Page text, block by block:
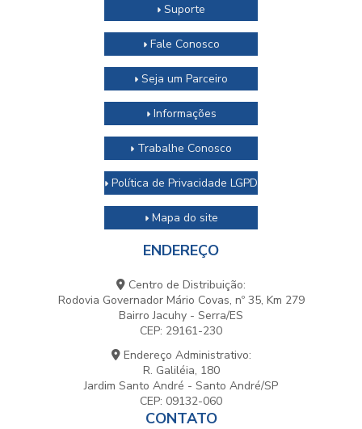
Suporte
Fale Conosco
Seja um Parceiro
Informações
Trabalhe Conosco
Política de Privacidade LGPD
Mapa do site
ENDEREÇO
Centro de Distribuição:
Rodovia Governador Mário Covas, nº 35, Km 279
Bairro Jacuhy - Serra/ES
CEP: 29161-230
Endereço Administrativo:
R. Galiléia, 180
Jardim Santo André - Santo André/SP
CEP: 09132-060
CONTATO